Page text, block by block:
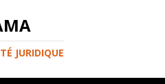
JURIDIQUE